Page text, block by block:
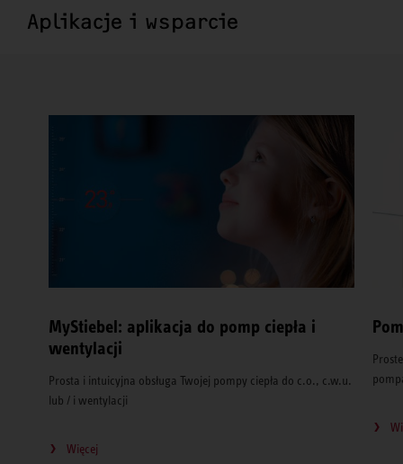
Aplikacje i wsparcie
MyStiebel: aplikacja do pomp ciepła i
wentylacji
Prosta i intuicyjna obsługa Twojej pompy ciepła do c.o., c.w.u.
lub / i wentylacji
Więcej